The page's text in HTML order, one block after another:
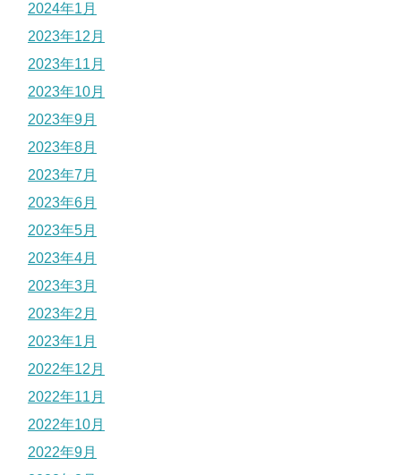
2024年1月
2023年12月
2023年11月
2023年10月
2023年9月
2023年8月
2023年7月
2023年6月
2023年5月
2023年4月
2023年3月
2023年2月
2023年1月
2022年12月
2022年11月
2022年10月
2022年9月